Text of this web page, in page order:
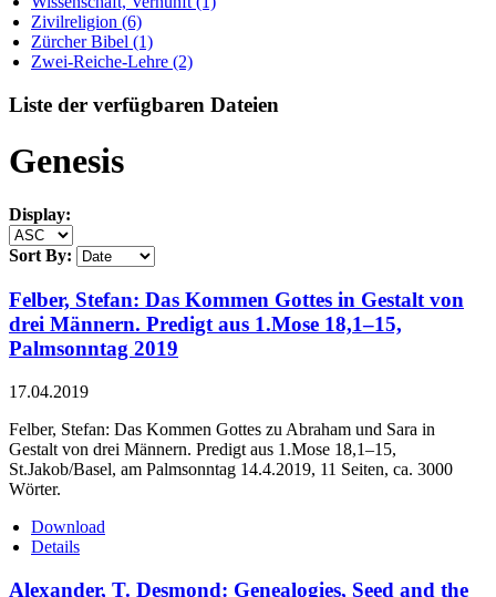
Zivilreligion (6)
Zürcher Bibel (1)
Zwei-Reiche-Lehre (2)
Liste der verfügbaren Dateien
Genesis
Display:
Sort By:
Felber, Stefan: Das Kommen Gottes in Gestalt von
drei Männern. Predigt aus 1.Mose 18,1–15,
Palmsonntag 2019
17.04.2019
Felber, Stefan: Das Kommen Gottes zu Abraham und Sara in
Gestalt von drei Männern. Predigt aus 1.Mose 18,1–15,
St.Jakob/Basel, am Palmsonntag 14.4.2019, 11 Seiten, ca. 3000
Wörter.
Download
Details
Alexander, T. Desmond: Genealogies, Seed and the